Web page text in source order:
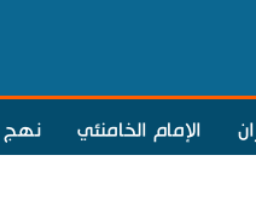
الإمام الخامنئي نهج